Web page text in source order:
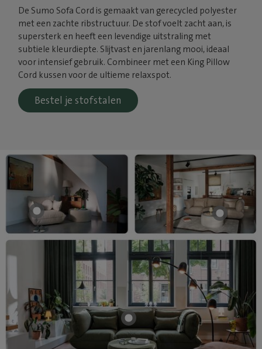
De Sumo Sofa Cord is gemaakt van gerecycled polyester
met een zachte ribstructuur. De stof voelt zacht aan, is
supersterk en heeft een levendige uitstraling met
subtiele kleurdiepte. Slijtvast en jarenlang mooi, ideaal
voor intensief gebruik. Combineer met een King Pillow
Cord kussen voor de ultieme relaxspot.
Bestel je stofstalen